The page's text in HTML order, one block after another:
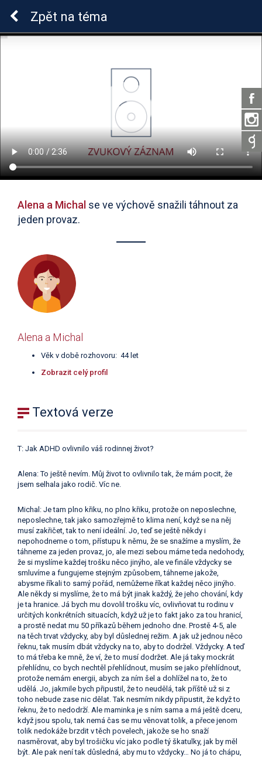
ADHD u dětí
Zpět na téma
Alena a Michal se ve výchově snažili táhnout za
jeden provaz.
Alena a Michal
Věk v době rozhovoru: 44 let
Zobrazit celý profil
Textová verze
T: Jak ADHD ovlivnilo váš rodinnej život?
Alena: To ještě nevím. Můj život to ovlivnilo tak, že mám pocit, že
jsem selhala jako rodič. Víc ne.
Michal: Je tam plno křiku, no plno křiku, protože on neposlechne,
neposlechne, tak jako samozřejmě to klima není, když se na něj
musí zakřičet, tak to není ideální. Jo, teď se ještě někdy i
nepohodneme o tom, přístupu k němu, že se snažíme a myslím, že
táhneme za jeden provaz, jo, ale mezi sebou máme teda nedohody,
že si myslíme každej trošku něco jinýho, ale ve finále vždycky se
smluvíme a fungujeme stejným způsobem, táhneme jakože,
abysme říkali to samý pořád, nemůžeme říkat každej něco jinýho.
Ale někdy si myslíme, že to má být jinak každý, že jeho chování, kdy
je ta hranice. Já bych mu dovolil trošku víc, ovlivňovat tu rodinu v
určitých konkrétních situacích, když už je to fakt jako za tou hranicí,
a prostě nedat mu 50 příkazů během jednoho dne. Prostě 4-5, ale
na těch trvat vždycky, aby byl důslednej režim. A jak už jednou něco
řeknu, tak musím dbát vždycky na to, aby to dodržel. Vždycky. A teď
to má třeba ke mně, že ví, že to musí dodržet. Ale já taky mockrát
přehlídnu, co bych nechtěl přehlídnout, musím se jako přehlídnout,
protože nemám energii, abych za ním šel a dohlížel na to, že to
udělá. Jo, jakmile bych připustil, že to neudělá, tak příště už si z
toho nebude zase nic dělat. Tak nesmím nikdy připustit, že když to
řeknu, že to nedodrží. Ale maminka je s ním sama a má ještě dceru,
když jsou spolu, tak nemá čas se mu věnovat tolik, a přece jenom
tolik nedokáže brzdit v těch povelech, jakože se ho snaží
nasměrovat, aby byl trošičku víc jako podle tý škatulky, jak by měl
být. Ale pak není tak důsledná, aby mu to vždycky… No já to chápu,